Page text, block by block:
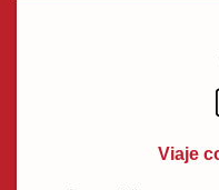
Viaje